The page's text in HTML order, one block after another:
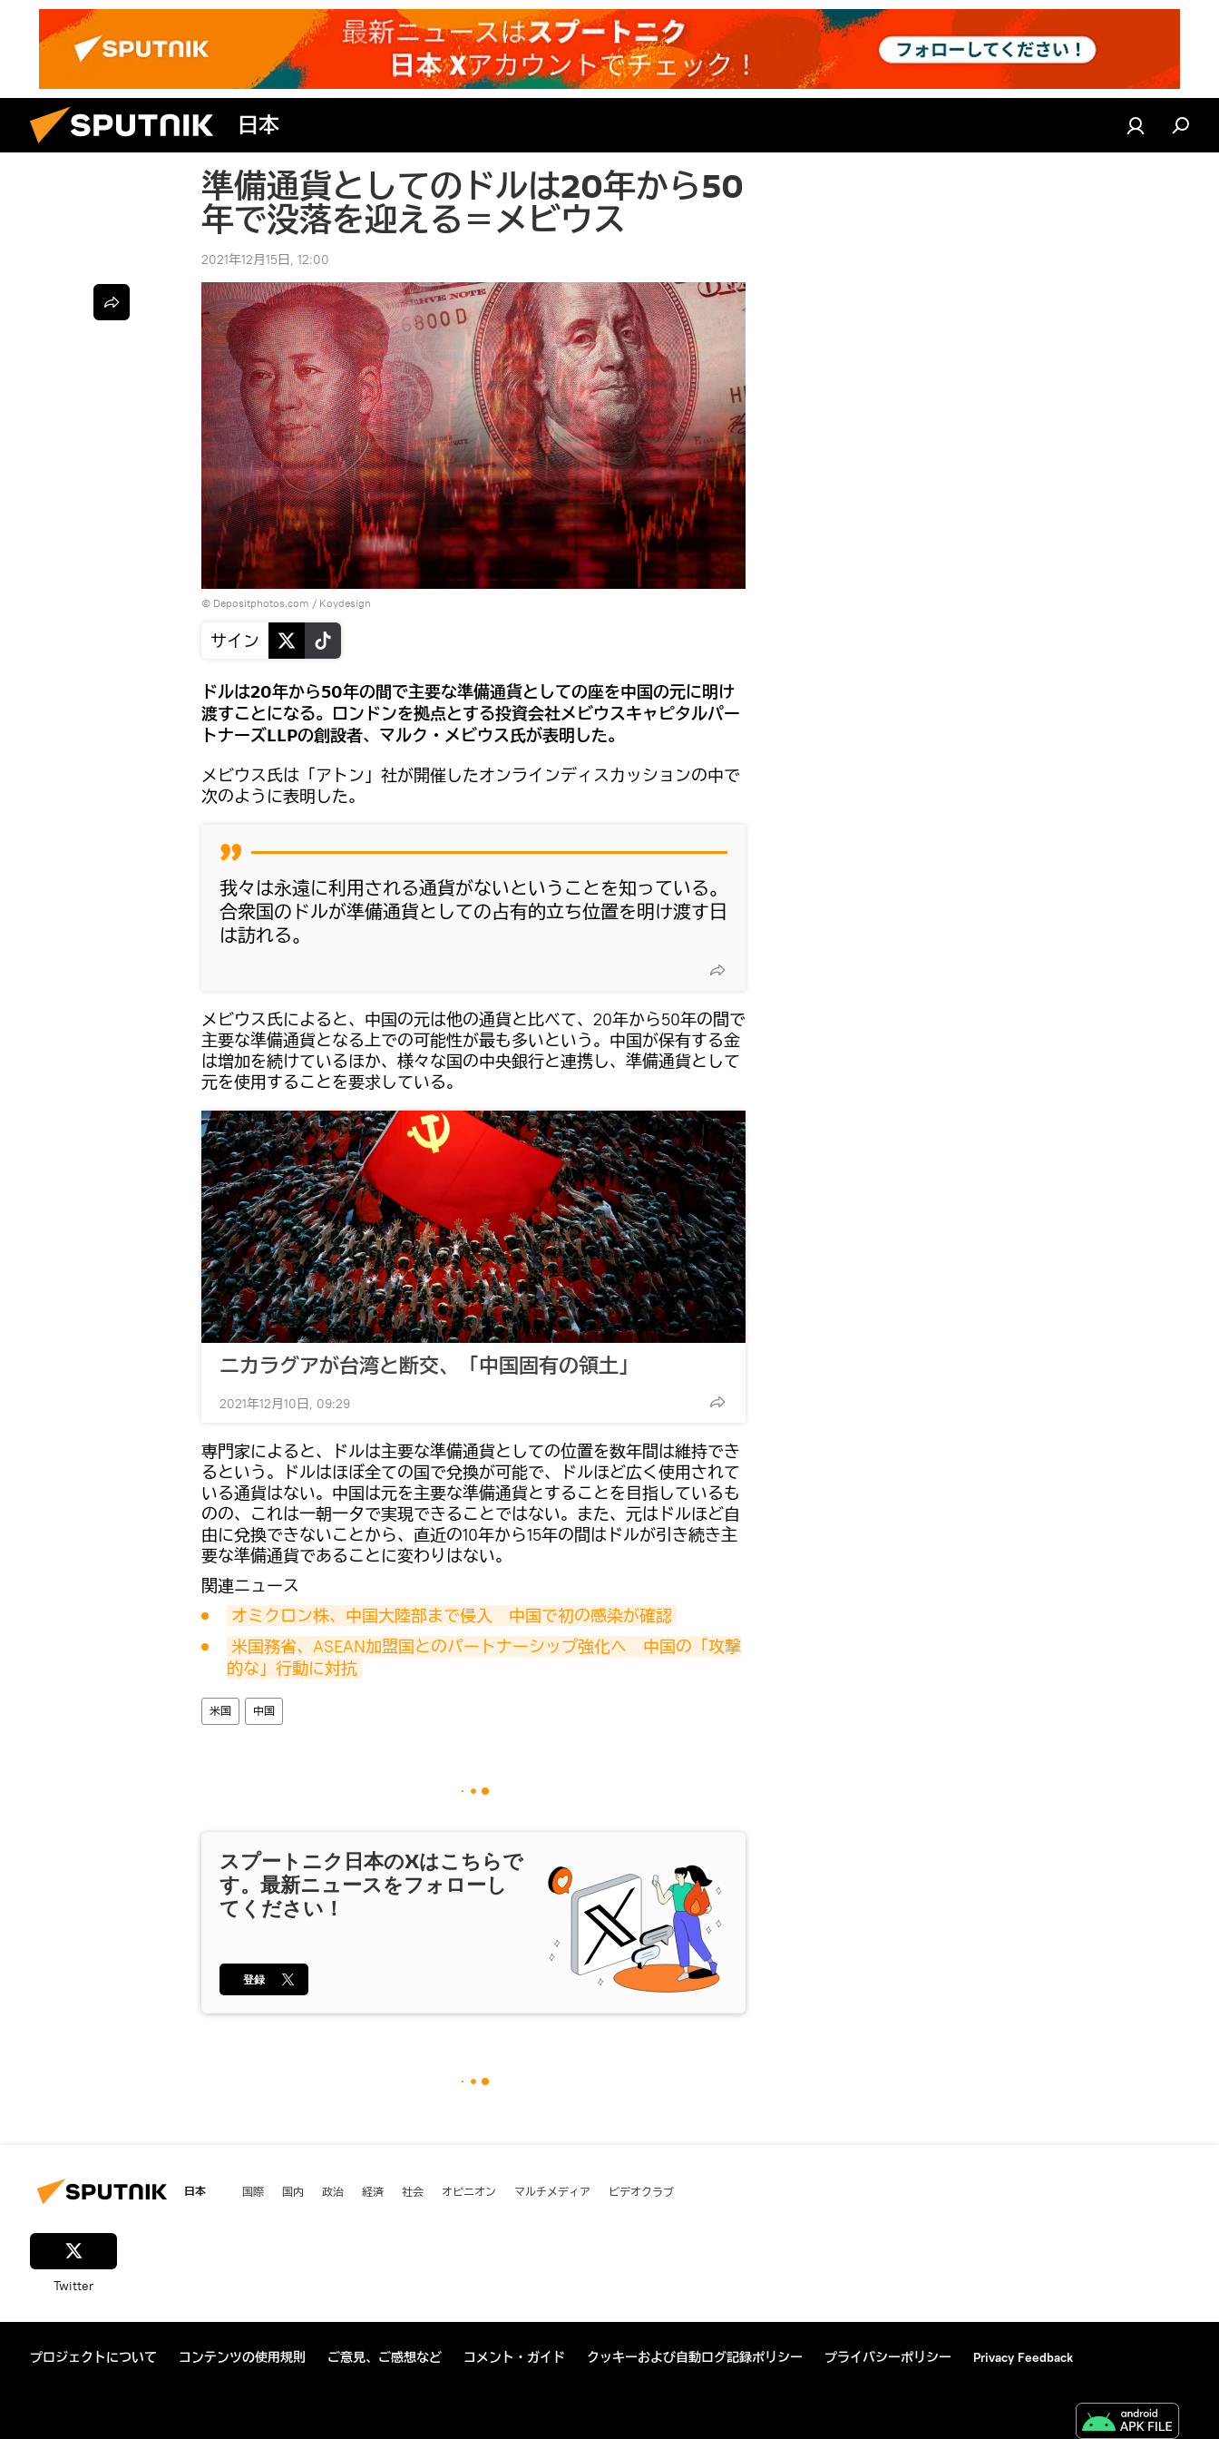
日本
準備通貨としてのドルは20年から50
年で没落を迎える＝メビウス
2021年12月15日, 12:00
© Depositphotos.com / Koydesign
サイン
ドルは20年から50年の間で主要な準備通貨としての座を中国の元に明け
渡すことになる。ロンドンを拠点とする投資会社メビウスキャピタルパー
トナーズLLPの創設者、マルク・メビウス氏が表明した。
メビウス氏は「アトン」社が開催したオンラインディスカッションの中で
次のように表明した。
我々は永遠に利用される通貨がないということを知っている。
合衆国のドルが準備通貨としての占有的立ち位置を明け渡す日
は訪れる。
メビウス氏によると、中国の元は他の通貨と比べて、20年から50年の間で
主要な準備通貨となる上での可能性が最も多いという。中国が保有する金
は増加を続けているほか、様々な国の中央銀行と連携し、準備通貨として
元を使用することを要求している。
ニカラグアが台湾と断交、「中国固有の領土」
2021年12月10日, 09:29
専門家によると、ドルは主要な準備通貨としての位置を数年間は維持でき
るという。ドルはほぼ全ての国で兌換が可能で、ドルほど広く使用されて
いる通貨はない。中国は元を主要な準備通貨とすることを目指しているも
のの、これは一朝一夕で実現できることではない。また、元はドルほど自
由に兌換できないことから、直近の10年から15年の間はドルが引き続き主
要な準備通貨であることに変わりはない。
関連ニュース
オミクロン株、中国大陸部まで侵入　中国で初の感染が確認
米国務省、ASEAN加盟国とのパートナーシップ強化へ　中国の「攻撃
的な」行動に対抗
米国 中国
スプートニク日本のXはこちらで
す。最新ニュースをフォローし
てください！
登録
日本 国際 国内 政治 経済 社会 オピニオン マルチメディア ビデオクラブ
Twitter
プロジェクトについて コンテンツの使用規則 ご意見、ご感想など コメント・ガイド クッキーおよび自動ログ記録ポリシー プライバシーポリシー Privacy Feedback